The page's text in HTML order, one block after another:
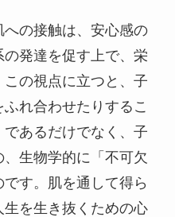
の接触は、安心感の
発達を促す上で、栄
の視点に立つと、子
れ合わせたりするこ
あるだけでなく、子
生物学的に「不可欠
す。肌を通して得ら
を生き抜くための心